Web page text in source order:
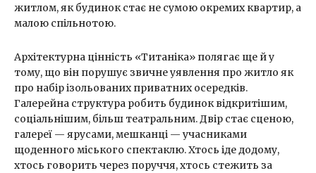
житлом, як будинок стає не сумою окремих квартир, а
малою спільнотою.
Архітектурна цінність «Титаніка» полягає ще й у
тому, що він порушує звичне уявлення про житло як
про набір ізольованих приватних осередків.
Галерейна структура робить будинок відкритішим,
соціальнішим, більш театральним. Двір стає сценою,
галереї — ярусами, мешканці — учасниками
щоденного міського спектаклю. Хтось іде додому,
хтось говорить через поруччя, хтось стежить за